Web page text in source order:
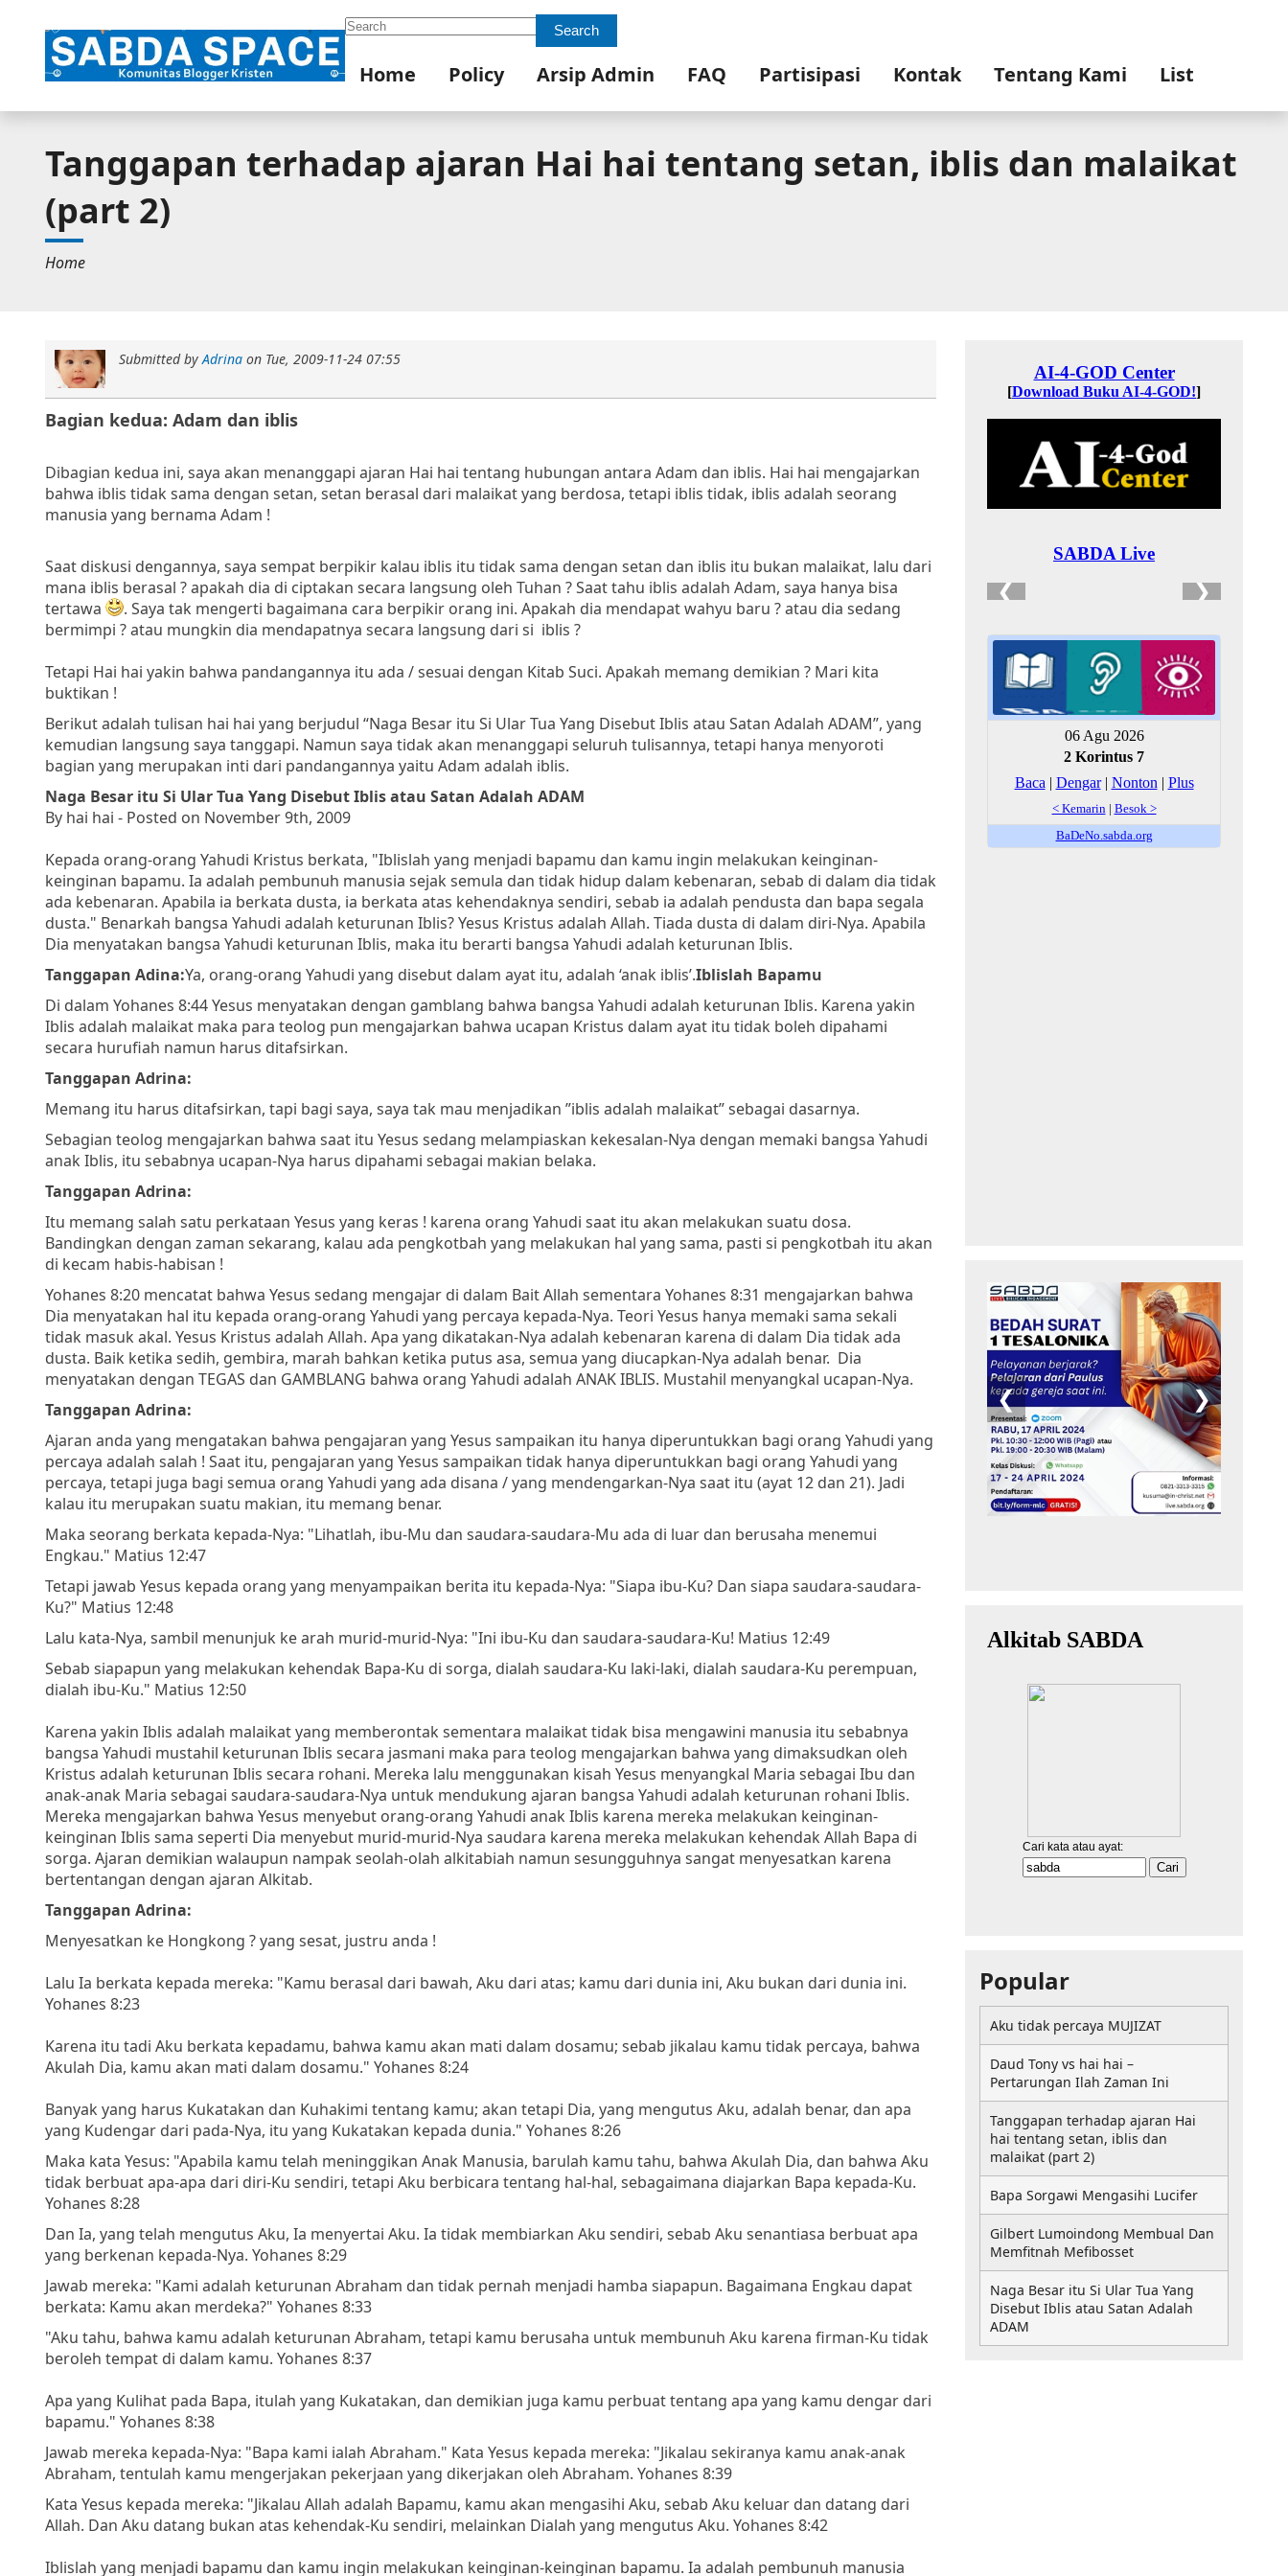
Search Search
Home Policy Arsip Admin FAQ Partisipasi Kontak Tentang Kami List
Tanggapan terhadap ajaran Hai hai tentang setan, iblis dan malaikat
(part 2)
Home
Submitted byAdrina on Tue, 2009-11-24 07:55
Bagian kedua: Adam dan iblis
Dibagian kedua ini, saya akan menanggapi ajaran Hai hai tentang hubungan antara Adam dan iblis. Hai hai mengajarkan
bahwa iblis tidak sama dengan setan, setan berasal dari malaikat yang berdosa, tetapi iblis tidak, iblis adalah seorang
manusia yang bernama Adam !
Saat diskusi dengannya, saya sempat berpikir kalau iblis itu tidak sama dengan setan dan iblis itu bukan malaikat, lalu dari
mana iblis berasal ? apakah dia di ciptakan secara langsung oleh Tuhan ? Saat tahu iblis adalah Adam, saya hanya bisa
tertawa
. Saya tak mengerti bagaimana cara berpikir orang ini. Apakah dia mendapat wahyu baru ? atau dia sedang
bermimpi ? atau mungkin dia mendapatnya secara langsung dari si iblis ?
Tetapi Hai hai yakin bahwa pandangannya itu ada / sesuai dengan Kitab Suci. Apakah memang demikian ? Mari kita
buktikan !
Berikut adalah tulisan hai hai yang berjudul “Naga Besar itu Si Ular Tua Yang Disebut Iblis atau Satan Adalah ADAM”, yang
kemudian langsung saya tanggapi. Namun saya tidak akan menanggapi seluruh tulisannya, tetapi hanya menyoroti
bagian yang merupakan inti dari pandangannya yaitu Adam adalah iblis.
Naga Besar itu Si Ular Tua Yang Disebut Iblis atau Satan Adalah ADAM
By hai hai - Posted on November 9th, 2009
Kepada orang-orang Yahudi Kristus berkata, "Iblislah yang menjadi bapamu dan kamu ingin melakukan keinginan-
keinginan bapamu. Ia adalah pembunuh manusia sejak semula dan tidak hidup dalam kebenaran, sebab di dalam dia tidak
ada kebenaran. Apabila ia berkata dusta, ia berkata atas kehendaknya sendiri, sebab ia adalah pendusta dan bapa segala
dusta." Benarkah bangsa Yahudi adalah keturunan Iblis? Yesus Kristus adalah Allah. Tiada dusta di dalam diri-Nya. Apabila
Dia menyatakan bangsa Yahudi keturunan Iblis, maka itu berarti bangsa Yahudi adalah keturunan Iblis.
Tanggapan Adina:Ya, orang-orang Yahudi yang disebut dalam ayat itu, adalah ‘anak iblis’.Iblislah Bapamu
Di dalam Yohanes 8:44 Yesus menyatakan dengan gamblang bahwa bangsa Yahudi adalah keturunan Iblis. Karena yakin
Iblis adalah malaikat maka para teolog pun mengajarkan bahwa ucapan Kristus dalam ayat itu tidak boleh dipahami
secara hurufiah namun harus ditafsirkan.
Tanggapan Adrina:
Memang itu harus ditafsirkan, tapi bagi saya, saya tak mau menjadikan ”iblis adalah malaikat” sebagai dasarnya.
Sebagian teolog mengajarkan bahwa saat itu Yesus sedang melampiaskan kekesalan-Nya dengan memaki bangsa Yahudi
anak Iblis, itu sebabnya ucapan-Nya harus dipahami sebagai makian belaka.
Tanggapan Adrina:
Itu memang salah satu perkataan Yesus yang keras ! karena orang Yahudi saat itu akan melakukan suatu dosa.
Bandingkan dengan zaman sekarang, kalau ada pengkotbah yang melakukan hal yang sama, pasti si pengkotbah itu akan
di kecam habis-habisan !
Yohanes 8:20 mencatat bahwa Yesus sedang mengajar di dalam Bait Allah sementara Yohanes 8:31 mengajarkan bahwa
Dia menyatakan hal itu kepada orang-orang Yahudi yang percaya kepada-Nya. Teori Yesus hanya memaki sama sekali
tidak masuk akal. Yesus Kristus adalah Allah. Apa yang dikatakan-Nya adalah kebenaran karena di dalam Dia tidak ada
dusta. Baik ketika sedih, gembira, marah bahkan ketika putus asa, semua yang diucapkan-Nya adalah benar. Dia
menyatakan dengan TEGAS dan GAMBLANG bahwa orang Yahudi adalah ANAK IBLIS. Mustahil menyangkal ucapan-Nya.
Tanggapan Adrina:
Ajaran anda yang mengatakan bahwa pengajaran yang Yesus sampaikan itu hanya diperuntukkan bagi orang Yahudi yang
percaya adalah salah ! Saat itu, pengajaran yang Yesus sampaikan tidak hanya diperuntukkan bagi orang Yahudi yang
percaya, tetapi juga bagi semua orang Yahudi yang ada disana / yang mendengarkan-Nya saat itu (ayat 12 dan 21). Jadi
kalau itu merupakan suatu makian, itu memang benar.
Maka seorang berkata kepada-Nya: "Lihatlah, ibu-Mu dan saudara-saudara-Mu ada di luar dan berusaha menemui
Engkau." Matius 12:47
Tetapi jawab Yesus kepada orang yang menyampaikan berita itu kepada-Nya: "Siapa ibu-Ku? Dan siapa saudara-saudara-
Ku?" Matius 12:48
Lalu kata-Nya, sambil menunjuk ke arah murid-murid-Nya: "Ini ibu-Ku dan saudara-saudara-Ku! Matius 12:49
Sebab siapapun yang melakukan kehendak Bapa-Ku di sorga, dialah saudara-Ku laki-laki, dialah saudara-Ku perempuan,
dialah ibu-Ku." Matius 12:50
Karena yakin Iblis adalah malaikat yang memberontak sementara malaikat tidak bisa mengawini manusia itu sebabnya
bangsa Yahudi mustahil keturunan Iblis secara jasmani maka para teolog mengajarkan bahwa yang dimaksudkan oleh
Kristus adalah keturunan Iblis secara rohani. Mereka lalu menggunakan kisah Yesus menyangkal Maria sebagai Ibu dan
anak-anak Maria sebagai saudara-saudara-Nya untuk mendukung ajaran bangsa Yahudi adalah keturunan rohani Iblis.
Mereka mengajarkan bahwa Yesus menyebut orang-orang Yahudi anak Iblis karena mereka melakukan keinginan-
keinginan Iblis sama seperti Dia menyebut murid-murid-Nya saudara karena mereka melakukan kehendak Allah Bapa di
sorga. Ajaran demikian walaupun nampak seolah-olah alkitabiah namun sesungguhnya sangat menyesatkan karena
bertentangan dengan ajaran Alkitab.
Tanggapan Adrina:
Menyesatkan ke Hongkong ? yang sesat, justru anda !
Lalu Ia berkata kepada mereka: "Kamu berasal dari bawah, Aku dari atas; kamu dari dunia ini, Aku bukan dari dunia ini.
Yohanes 8:23
Karena itu tadi Aku berkata kepadamu, bahwa kamu akan mati dalam dosamu; sebab jikalau kamu tidak percaya, bahwa
Akulah Dia, kamu akan mati dalam dosamu." Yohanes 8:24
Banyak yang harus Kukatakan dan Kuhakimi tentang kamu; akan tetapi Dia, yang mengutus Aku, adalah benar, dan apa
yang Kudengar dari pada-Nya, itu yang Kukatakan kepada dunia." Yohanes 8:26
Maka kata Yesus: "Apabila kamu telah meninggikan Anak Manusia, barulah kamu tahu, bahwa Akulah Dia, dan bahwa Aku
tidak berbuat apa-apa dari diri-Ku sendiri, tetapi Aku berbicara tentang hal-hal, sebagaimana diajarkan Bapa kepada-Ku.
Yohanes 8:28
Dan Ia, yang telah mengutus Aku, Ia menyertai Aku. Ia tidak membiarkan Aku sendiri, sebab Aku senantiasa berbuat apa
yang berkenan kepada-Nya. Yohanes 8:29
Jawab mereka: "Kami adalah keturunan Abraham dan tidak pernah menjadi hamba siapapun. Bagaimana Engkau dapat
berkata: Kamu akan merdeka?" Yohanes 8:33
"Aku tahu, bahwa kamu adalah keturunan Abraham, tetapi kamu berusaha untuk membunuh Aku karena firman-Ku tidak
beroleh tempat di dalam kamu. Yohanes 8:37
Apa yang Kulihat pada Bapa, itulah yang Kukatakan, dan demikian juga kamu perbuat tentang apa yang kamu dengar dari
bapamu." Yohanes 8:38
Jawab mereka kepada-Nya: "Bapa kami ialah Abraham." Kata Yesus kepada mereka: "Jikalau sekiranya kamu anak-anak
Abraham, tentulah kamu mengerjakan pekerjaan yang dikerjakan oleh Abraham. Yohanes 8:39
Kata Yesus kepada mereka: "Jikalau Allah adalah Bapamu, kamu akan mengasihi Aku, sebab Aku keluar dan datang dari
Allah. Dan Aku datang bukan atas kehendak-Ku sendiri, melainkan Dialah yang mengutus Aku. Yohanes 8:42
Iblislah yang menjadi bapamu dan kamu ingin melakukan keinginan-keinginan bapamu. Ia adalah pembunuh manusia
Popular
Aku tidak percaya MUJIZAT
Daud Tony vs hai hai –
Pertarungan Ilah Zaman Ini
Tanggapan terhadap ajaran Hai
hai tentang setan, iblis dan
malaikat (part 2)
Bapa Sorgawi Mengasihi Lucifer
Gilbert Lumoindong Membual Dan
Memfitnah Mefibosset
Naga Besar itu Si Ular Tua Yang
Disebut Iblis atau Satan Adalah
ADAM